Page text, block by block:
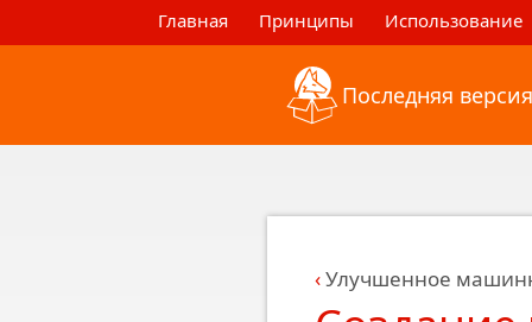
Главная Принципы Использование
Назад к последнимПоследняя
Улучшенное